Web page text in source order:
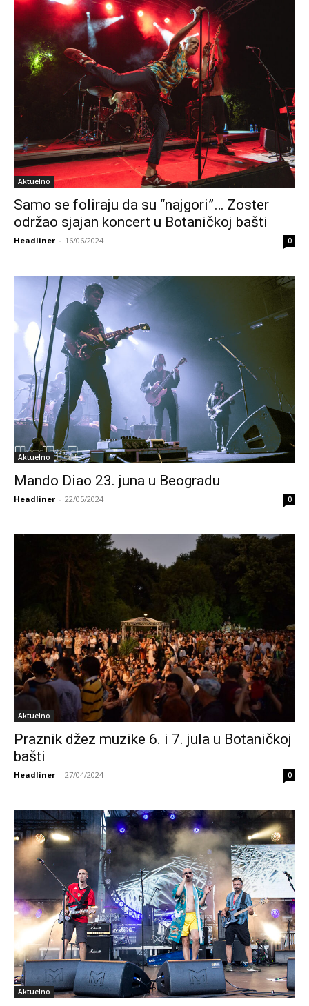
Aktuelno
Samo se foliraju da su “najgori”… Zoster
održao sjajan koncert u Botaničkoj bašti
Headliner - 16/06/2024 0
Aktuelno
Mando Diao 23. juna u Beogradu
Headliner - 22/05/2024 0
Aktuelno
Praznik džez muzike 6. i 7. jula u Botaničkoj
bašti
Headliner - 27/04/2024 0
Aktuelno